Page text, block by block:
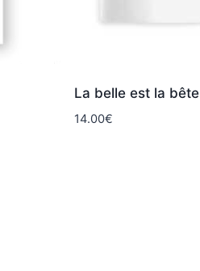
La belle est la bête
14.00€